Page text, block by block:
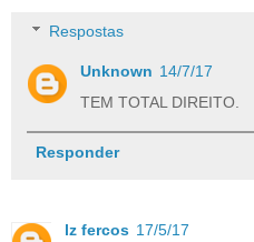
Respostas
Unknown 14/7/17
TEM TOTAL DIREITO.
Responder
lz fercos 17/5/17